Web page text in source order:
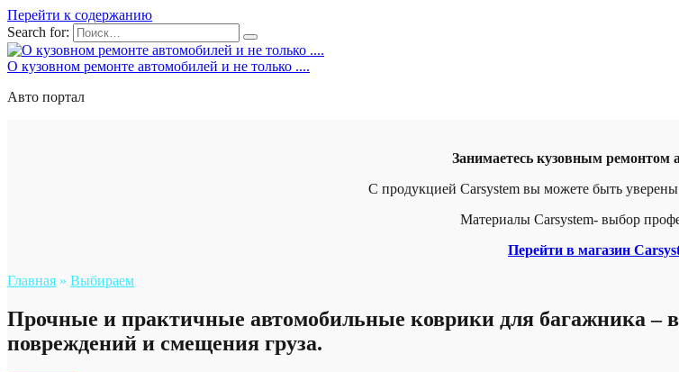
Перейти к содержанию
Search for:
О кузовном ремонте автомобилей и не только ....
Авто портал
Занимаетесь кузовным ремонтом
С продукцией Carsystem вы можете быть
Материалы Carsystem- выбор
Перейти в магазин
Главная » Выбираем
Прочные и практичные автомобильные коврики для багажника –
повреждений и смещения груза.